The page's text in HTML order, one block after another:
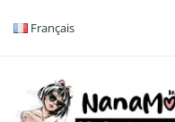
Français